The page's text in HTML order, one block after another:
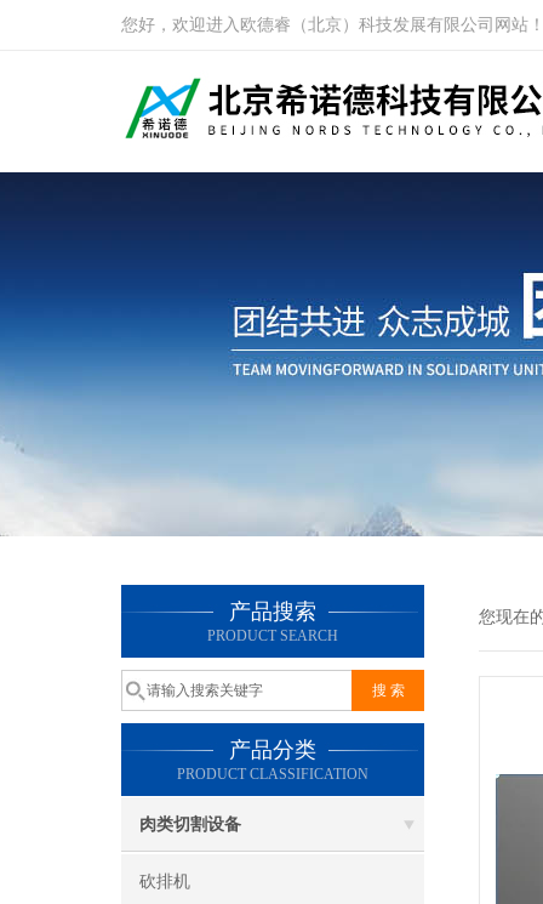
您好，欢迎进入欧德睿（北京）科技发展有限公司网站！
产品搜索
PRODUCT SEARCH
产品分类
PRODUCT CLASSIFICATION
肉类切割设备
砍排机
您现在